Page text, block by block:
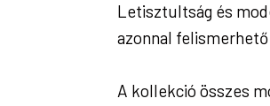
Letisztultság és
azonnal
A kollekció összes